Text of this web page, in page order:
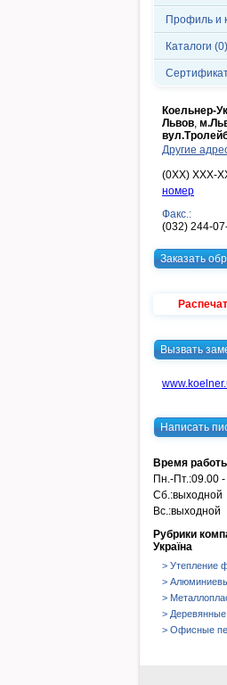
Профиль и
Каталоги (0)
Коельнер-
Львов,
Другие
(0XX) XXX-
номер
Факс.:
(032) 244-
Заказать
Вызвать
Написать
Время
Пн.-Пт.:09.00
Сб.:выходной
Вс.:выходной
Рубрики
Україна
> Утепление
>
>
> Деревянные
> Офисные